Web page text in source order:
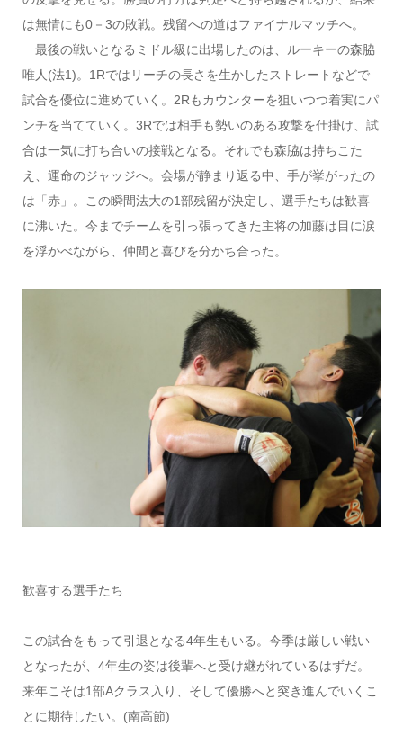
は無情にも0－3の敗戦。残留への道はファイナルマッチへ。
最後の戦いとなるミドル級に出場したのは、ルーキーの森脇
唯人(法1)。1Rではリーチの長さを生かしたストレートなどで
試合を優位に進めていく。2Rもカウンターを狙いつつ着実にパ
ンチを当てていく。3Rでは相手も勢いのある攻撃を仕掛け、試
合は一気に打ち合いの接戦となる。それでも森脇は持ちこた
え、運命のジャッジへ。会場が静まり返る中、手が挙がったの
は「赤」。この瞬間法大の1部残留が決定し、選手たちは歓喜
に沸いた。今までチームを引っ張ってきた主将の加藤は目に涙
を浮かべながら、仲間と喜びを分かち合った。
歓喜する選手たち
この試合をもって引退となる4年生もいる。今季は厳しい戦い
となったが、4年生の姿は後輩へと受け継がれているはずだ。
来年こそは1部Aクラス入り、そして優勝へと突き進んでいくこ
とに期待したい。(南高節)